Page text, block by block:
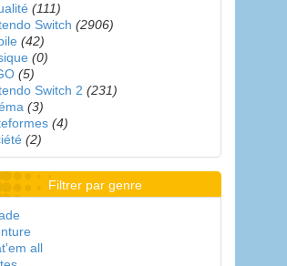
(111)
Switch (2906)
(42)
(0)
(5)
Switch 2 (231)
(3)
(4)
(2)
Filtrer par genre
all